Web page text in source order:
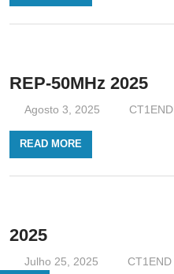
REP-50MHz 2025
Agosto 3, 2025 CT1END
READ MORE
2025
Julho 25, 2025 CT1END